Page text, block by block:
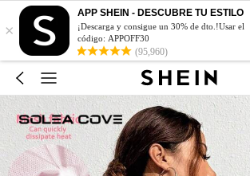
×
APP SHEIN - DESCUBRE TU ESTILO
¡Descarga y consigue un 30% de dto.!Usar el
código: APPOFF30
(95,960)